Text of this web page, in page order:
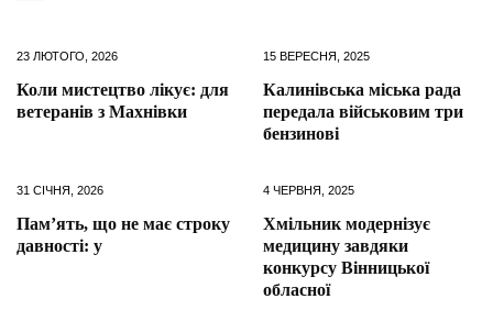
23 ЛЮТОГО, 2026
Коли мистецтво лікує: для
ветеранів з Махнівки
15 ВЕРЕСНЯ, 2025
Калинівська міська рада
передала військовим три
бензинові
31 СІЧНЯ, 2026
Пам’ять, що не має строку
давності: у
4 ЧЕРВНЯ, 2025
Хмільник модернізує
медицину завдяки
конкурсу Вінницької
обласної